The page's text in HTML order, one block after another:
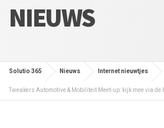
NIEUWS
Solutio 365 Nieuws Internet nieuwtjes
Tweakers Automotive & Mobiliteit Meet-up: kijk mee via de